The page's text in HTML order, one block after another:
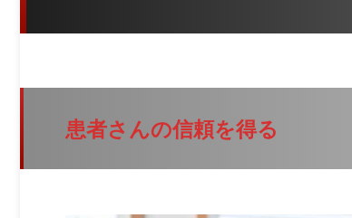
患者さんの信頼を得る